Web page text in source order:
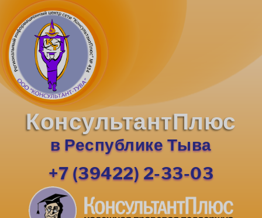
КонсультантПлюс
в Республике Тыва
+7 (39422) 2-33-03